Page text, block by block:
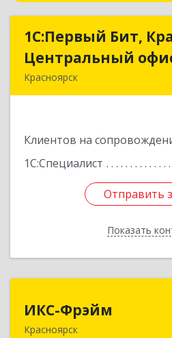
1С:Первый Бит,
Центральный
Красноярск
Клиентов на
1С:Специалист
Отправить
Показать
1С:Первый
Отправить
Назад
ИКС-Фрэйм
Красноярск660077,